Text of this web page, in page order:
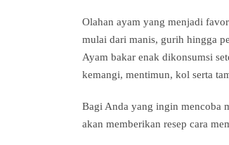
Olahan ayam yang menjadi
mulai dari manis, gurih hingga
Ayam bakar enak dikonsumsi
kemangi, mentimun, kol serta
Bagi Anda yang ingin mencoba
akan memberikan resep cara